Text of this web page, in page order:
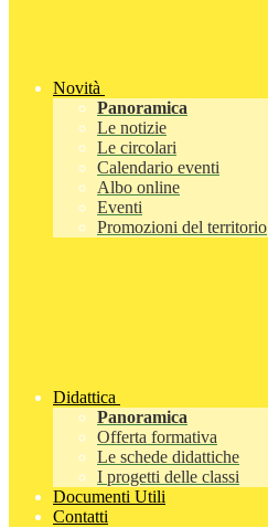
Novità
Panoramica
Le notizie
Le circolari
Calendario eventi
Albo online
Eventi
Promozioni del territorio
Didattica
Panoramica
Offerta formativa
Le schede didattiche
I progetti delle classi
Documenti Utili
Contatti